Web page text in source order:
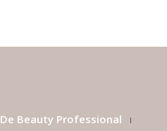
De Beauty Professional